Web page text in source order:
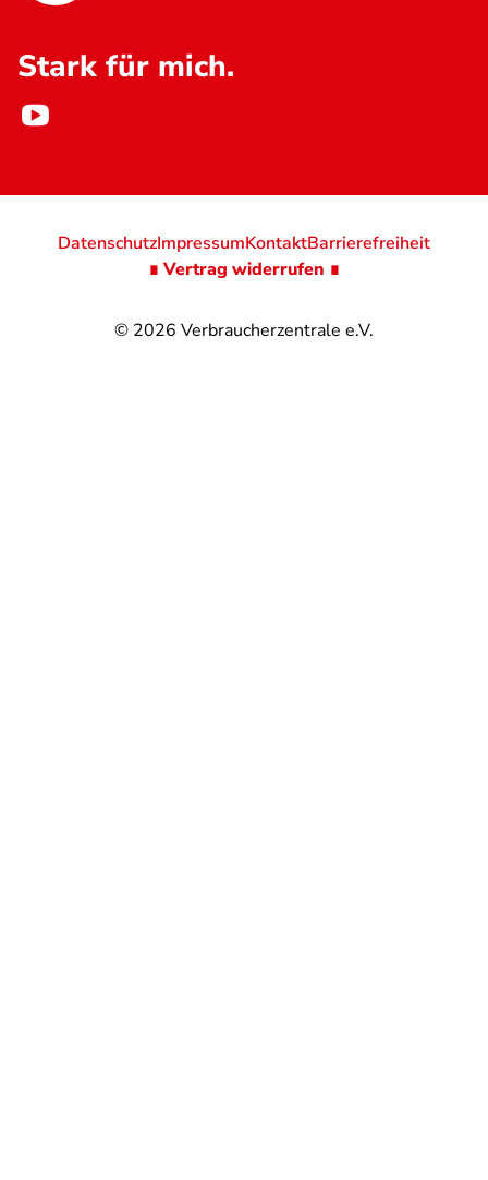
Stark für mich.
© 2026 Verbraucherzentrale e.V.
DatenschutzImpressumKontaktBarrierefreiheit
∎ Vertrag widerrufen ∎